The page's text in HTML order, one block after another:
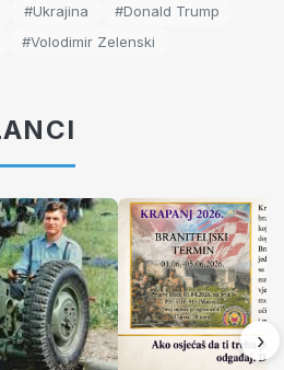
#Ukrajina
#Donald Trump
#Volodimir Zelenski
›